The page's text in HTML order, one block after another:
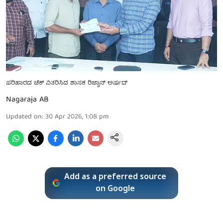
ಪರಿಹಾರದ ಚೆಕ್ ವಿತರಿಸಿದ ಶಾಸಕ ರಿಜ್ವಾನ್ ಅರ್ಷದ್
Nagaraja AB
Updated on: 30 Apr 2026, 1:08 pm
Add as a preferred source
on Google